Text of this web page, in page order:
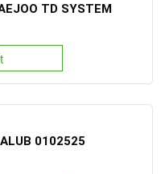
TD SYSTEM
0102525